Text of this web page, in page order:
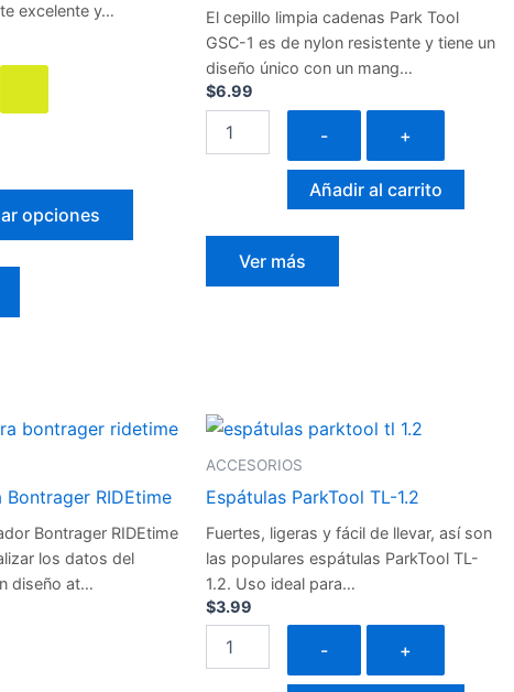
excelente y…
opciones
opcionesEl cepillo limpia cadenas Park Tool
GSC-1 es de nylon resistente y tiene un
diseño único con un mang…
$6.99
- +
Añadir al carrito
Ver más
RIDEtime
Bontrager RIDEtime
los datos del
diseño at…
ACCESORIOS
Espátulas ParkTool TL-1.2
Fuertes, ligeras y fácil de llevar, así son
las populares espátulas ParkTool TL-
1.2. Uso ideal para…
$3.99
Espátulas
ParkTool
TL-
1.2
- +